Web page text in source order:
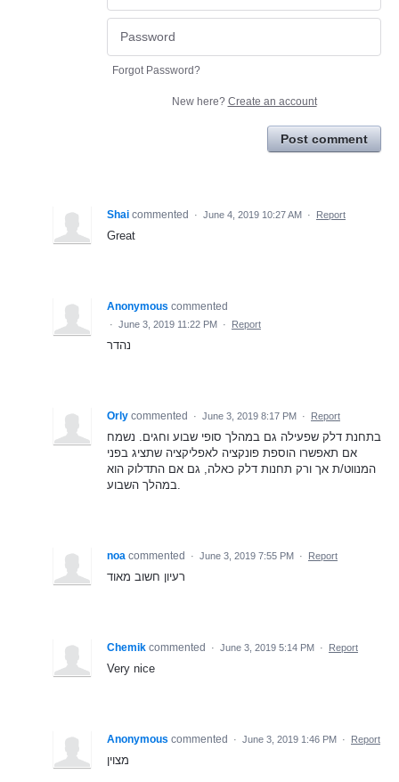
Forgot Password?
New here? Create an account
Post comment
Shai commented · June 4, 2019 10:27 AM · Report
Great
Anonymous commented
· June 3, 2019 11:22 PM · Report
נהדר
Orly commented · June 3, 2019 8:17 PM · Report
בתחנת דלק שפעילה גם במהלך סופי שבוע וחגים. נשמח
אם תאפשרו הוספת פונקציה לאפליקציה שתציג בפני
המנווט/ת אך ורק תחנות דלק כאלה, גם אם התדלוק הוא
noa commented · June 3, 2019 7:55 PM · Report
רעיון חשוב מאוד
Chemik commented · June 3, 2019 5:14 PM · Report
Very nice
Anonymous commented · June 3, 2019 1:46 PM · Report
מצוין